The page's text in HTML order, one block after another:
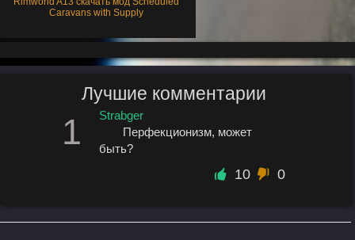
Caravans with Supply
Лучшие комментарии
1
Strabger
Перфекционизм, может
быть?
10 0